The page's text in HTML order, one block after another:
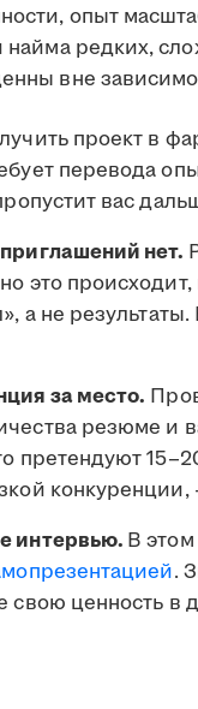
опыт
найма редких,
вне
проект в
перевода
вас
нет.
это
а не
за место.
резюме и
претендуют
конкуренции,
интервью. В
.
свою ценность в